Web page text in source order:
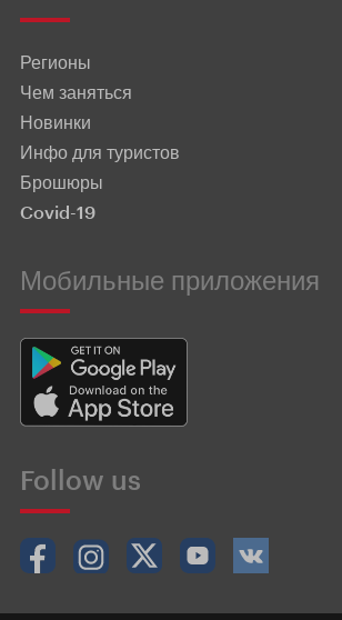
Регионы
Чем заняться
Новинки
Инфо для туристов
Брошюры
Covid-19
Мобильные приложения
Follow us